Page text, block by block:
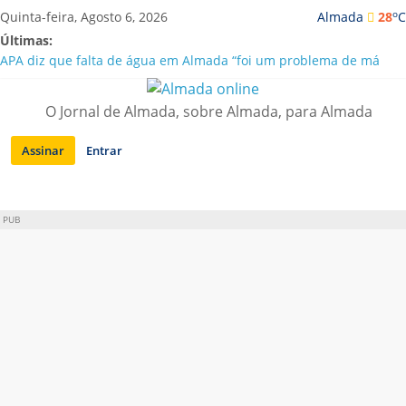
Saltar
para
conteúdo
Almada 28oC
Quinta-feira, Agosto 6, 2026
Últimas:
APA diz que falta de água em Almada “foi um problema de má
Laranjeiro | Cultura pop asiática invade a Casa Amarela
Ponte 25 de Abril celebra 60 anos com programa cultural entre
Lisboa e Almada
Situação de alerta em Almada renovada até final de Agosto
O Jornal de Almada, sobre Almada, para Almada
Assinar Entrar
PUB